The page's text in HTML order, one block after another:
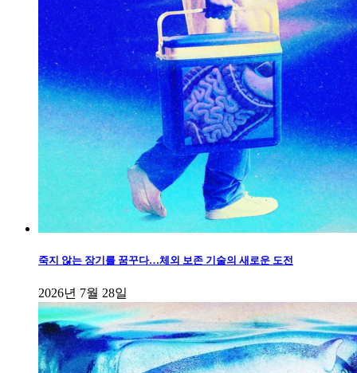
죽지 않는 장기를 꿈꾸다…체외 보존 기술의 새로운 도전
2026년 7월 28일